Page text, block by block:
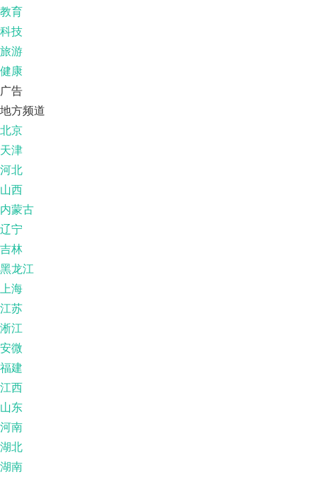
教育
科技
旅游
健康
广告
地方频道
北京
天津
河北
山西
内蒙古
辽宁
吉林
黑龙江
上海
江苏
淅江
安微
福建
江西
山东
河南
湖北
湖南